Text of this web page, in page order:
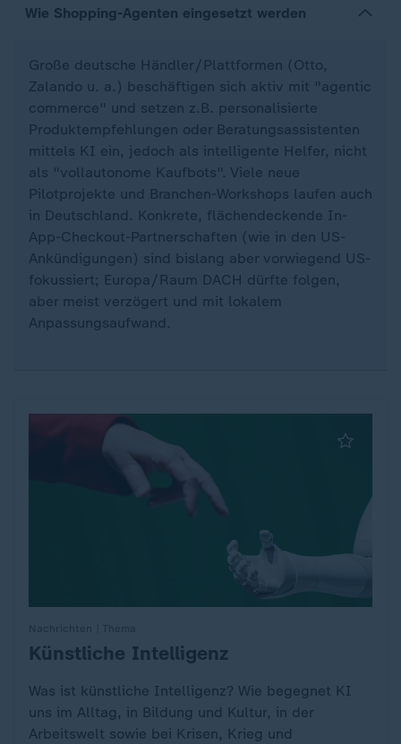
Wie Shopping-Agenten eingesetzt werden
Große deutsche Händler/Plattformen (Otto,
Zalando u. a.) beschäftigen sich aktiv mit "agentic
commerce" und setzen z.B. personalisierte
Produktempfehlungen oder Beratungsassistenten
mittels KI ein, jedoch als intelligente Helfer, nicht
als "vollautonome Kaufbots". Viele neue
Pilotprojekte und Branchen-Workshops laufen auch
in Deutschland. Konkrete, flächendeckende In-
App-Checkout-Partnerschaften (wie in den US-
Ankündigungen) sind bislang aber vorwiegend US-
fokussiert; Europa/Raum DACH dürfte folgen,
aber meist verzögert und mit lokalem
Anpassungsaufwand.
:Künstliche Intelligenz
Was ist künstliche Intelligenz? Wie begegnet KI
uns im Alltag, in Bildung und Kultur, in der
Arbeitswelt sowie bei Krisen, Krieg und